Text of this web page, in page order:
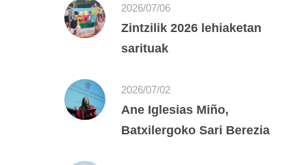
2026/07/06
Zintzilik 2026 lehiaketan
sarituak
2026/07/02
Ane Iglesias Miño,
Batxilergoko Sari Berezia